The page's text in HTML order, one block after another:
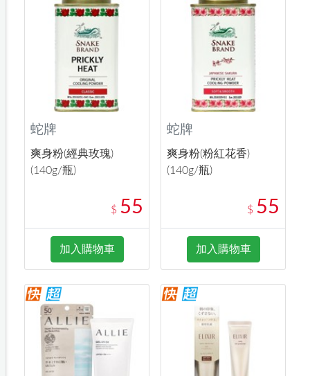
蛇牌
爽身粉(經典玫瑰)
(140g/瓶)
$ 55
加入購物車
蛇牌
爽身粉(粉紅花香)
(140g/瓶)
$ 55
加入購物車